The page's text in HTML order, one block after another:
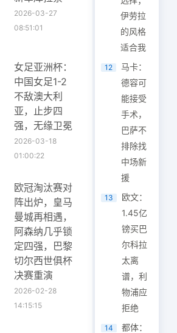
2026-03-27
08:51:01
女足亚洲杯：
中国女足1-2
不敌澳大利
亚，止步四
强，无缘卫冕
2026-03-18
01:00:22
欧冠淘汰赛对
阵出炉，皇马
曼城再相遇，
阿森纳几乎锁
定四强，巴黎
切尔西世俱杯
决赛重演
2026-02-28
14:15:15
伊劳拉
的风格
适合我
12
马卡：
德容可
能接受
手术，
巴萨不
排除找
中场新
援
13
欧文：
1.45亿
镑买巴
尔科拉
太离
谱，利
物浦应
拒绝
14
都体：